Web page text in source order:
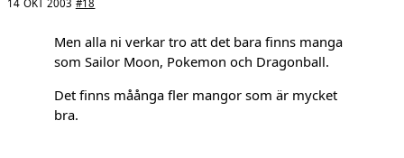
14 OKT 2003 #18
Men alla ni verkar tro att det bara finns manga
som Sailor Moon, Pokemon och Dragonball.
Det finns måånga fler mangor som är mycket
bra.